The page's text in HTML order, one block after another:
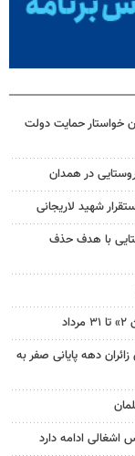
خواستار حمایت دولت
شهید لاریجانی
با هدف حذف
برای افزایش ۲۵ درصدی زائران دهه پایانی صفر به
اشغالی ادامه دارد